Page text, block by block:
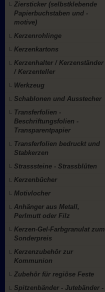
Ziersticker (selbstklebende
Papierbuchstaben und -
motive)
Kerzenrohlinge
Kerzenkartons
Kerzenhalter / Kerzenständer
/ Kerzenteller
Werkzeug
Schablonen und Ausstecher
Transferfolien -
Beschriftungsfolien -
Transparentpapier
Transferfolien bedruckt und
Stabkerzen
Strasssteine - Strassblüten
Kerzenbücher
Motivlocher
Anhänger aus Metall,
Perlmutt oder Filz
Kerzen-Gel-Farbgranulat zum
Sonderpreis
Kerzenzubehör zur
Kommunion
Zubehör für regiöse Feste
Spitzenbänder - Jutebänder -